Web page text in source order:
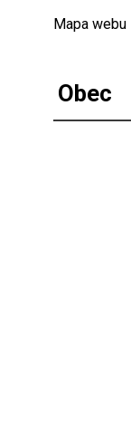
Mapa webu
Obec